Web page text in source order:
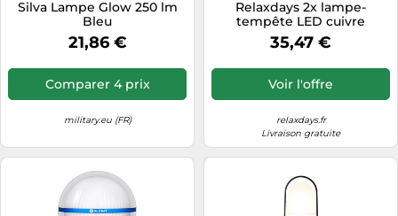
Silva Lampe Glow 250 lm
Bleu
21,86 €
Comparer 4 prix
military.eu (FR)
Relaxdays 2x lampe-
tempête LED cuivre
35,47 €
Voir l'offre
relaxdays.fr
Livraison gratuite